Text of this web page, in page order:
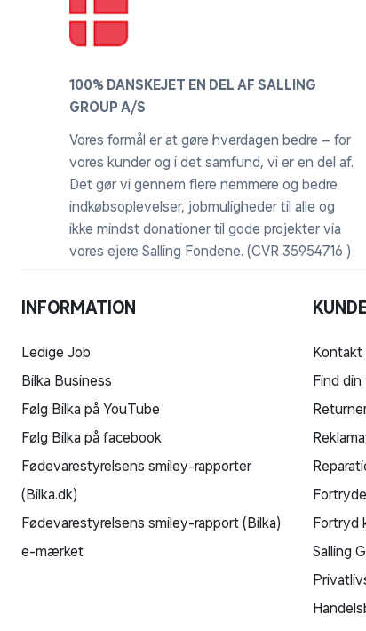
100% DANSKEJET EN DEL AF SALLING
GROUP A/S
Vores formål er at gøre hverdagen bedre – for
vores kunder og i det samfund, vi er en del af.
Det gør vi gennem flere nemmere og bedre
indkøbsoplevelser, jobmuligheder til alle og
ikke mindst donationer til gode projekter via
vores ejere Salling Fondene. (CVR 35954716 )
INFORMATION
Ledige Job
Bilka Business
Følg Bilka på YouTube
Følg Bilka på facebook
Fødevarestyrelsens smiley-rapporter
(Bilka.dk)
Fødevarestyrelsens smiley-rapport (Bilka)
e-mærket
Kontakt
Find din
Fortryd
Salling